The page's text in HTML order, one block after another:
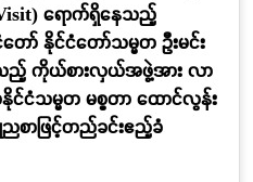
Visit) ရောက်ရှိနေသည့်
ော် နိုင်ငံတော်သမ္မတ ဦးမင်း
သည့် ကိုယ်စားလှယ်အဖွဲ့အား လာ
သမ္မတ မစ္စတာ ထောင်လွန်း
ာဖြင့်တည်ခင်းဧည့်ခံ